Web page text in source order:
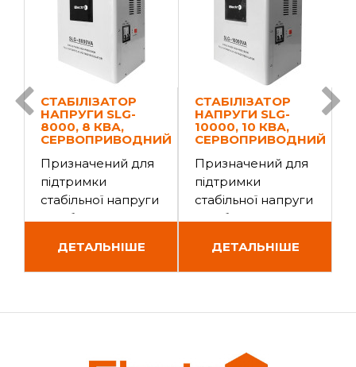
СТАБІЛІЗАТОР
НАПРУГИ SLG-
8000, 8 КВА,
СЕРВОПРИВОДНИЙ
Призначений для
підтримки
стабільної напруги
в побутових
з номінальною
напругою 220..
ДЕТАЛЬНІШЕ
СТАБІЛІЗАТОР
НАПРУГИ SLG-
10000, 10 КВА,
СЕРВОПРИВОДНИЙ
Призначений для
підтримки
стабільної напруги
в побутових
з номінальною
напругою 220..
ДЕТАЛЬНІШЕ